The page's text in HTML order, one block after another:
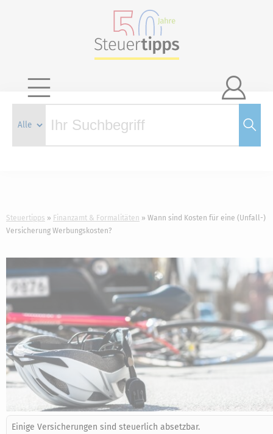

Steuertipps Finanzamt & Formalitäten
Wann sind Kosten für eine (Unfall-)
Versicherung Werbungskosten?
Einige Versicherungen sind steuerlich absetzbar.